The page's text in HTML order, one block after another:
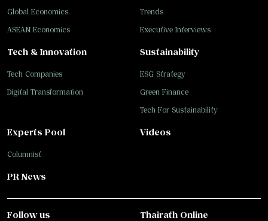
Trends
Executive Interviews
Tech & Innovation
Tech Companies
Digital Transformation
Sustainability
ESG Strategy
Green Finance
Tech For Sustainability
Global Economics
ASEAN Economics
Experts Pool
Columnist
Videos
PR News
Follow us Thairath Online